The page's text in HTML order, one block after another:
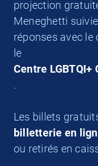
projection
Meneghetti
réponses avec
le
Centre LGBTQI+
.
Les billets
billetterie en
ou retirés en